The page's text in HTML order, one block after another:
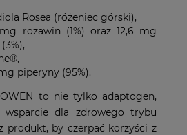
Rosea (różeniec górski),
rozawin (1%) oraz 12,6 mg
piperyny (95%).
to nie tylko adaptogen,
wsparcie dla zdrowego trybu
produkt, by czerpać korzyści z